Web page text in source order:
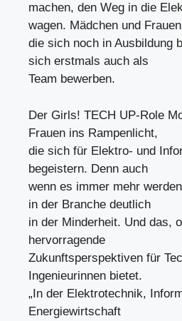
machen, den Weg in die
wagen. Mädchen und
die sich noch in Ausbildung
sich erstmals auch als
Team bewerben.
Der Girls! TECH UP-Role
Frauen ins Rampenlicht,
die sich für Elektro- und
begeistern. Denn auch
wenn es immer mehr
in der Branche deutlich
in der Minderheit. Und das,
hervorragende
Zukunftsperspektiven für
Ingenieurinnen bietet.
„In der Elektrotechnik,
Energiewirtschaft